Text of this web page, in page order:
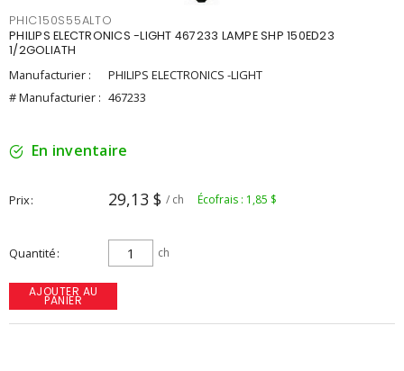
PHIC150S55ALTO
PHILIPS ELECTRONICS -LIGHT 467233 LAMPE SHP 150ED23
1/2GOLIATH
Manufacturier :
PHILIPS ELECTRONICS -LIGHT
# Manufacturier : 467233
En inventaire
Prix 29,13 $ / ch Écofrais : 1,85 $
Quantité ch
AJOUTER AU
PANIER